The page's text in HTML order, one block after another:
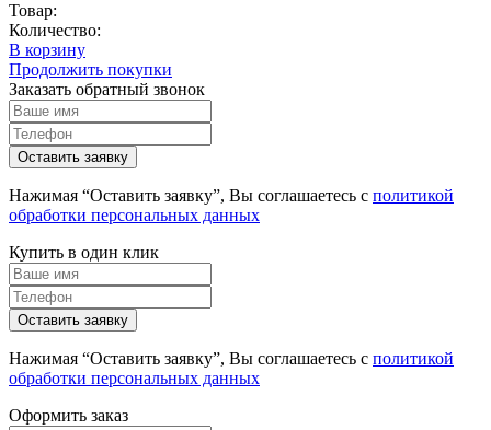
Товар:
Количество:
В корзину
Продолжить покупки
Заказать обратный звонок
Нажимая “Оставить заявку”, Вы соглашаетесь с политикой
обработки персональных данных
Купить в один клик
Нажимая “Оставить заявку”, Вы соглашаетесь с политикой
обработки персональных данных
Оформить заказ